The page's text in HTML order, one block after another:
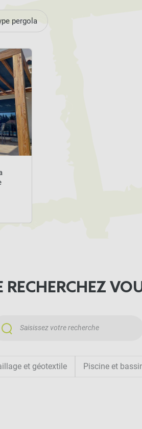
pergola
RECHERCHEZ
et géotextile Piscine et